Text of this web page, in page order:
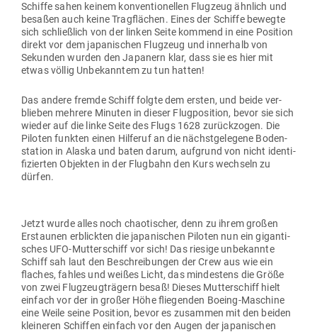
Schiffe sahen keinem kon­ven­tio­nellen Flugzeug ähnlich und
besaßen auch keine Trag­flächen. Eines der Schiffe bewegte
sich schließlich von der linken Seite kommend in eine Position
direkt vor dem japa­ni­schen Flugzeug und innerhalb von
Sekunden wurden den Japanern klar, dass sie es hier mit
etwas völlig Unbe­kanntem zu tun hatten!
Das andere fremde Schiff folgte dem ersten, und beide ver­
blieben mehrere Minuten in dieser Flug­po­sition, bevor sie sich
wieder auf die linke Seite des Flugs 1628 zurück­zogen. Die
Piloten funkten einen Hil­feruf an die nächst­ge­legene Boden­
station in Alaska und baten darum, auf­grund von nicht iden­ti­
fi­zierten Objekten in der Flugbahn den Kurs wechseln zu
dürfen.
Jetzt wurde alles noch chao­ti­scher, denn zu ihrem großen
Erstaunen erblickten die japa­ni­schen Piloten nun ein gigan­ti­
sches UFO-Mut­ter­schiff vor sich! Das riesige unbe­kannte
Schiff sah laut den Beschrei­bungen der Crew aus wie ein
flaches, fahles und weißes Licht, das min­destens die Größe
von zwei Flug­zeug­trägern besaß! Dieses Mut­ter­schiff hielt
einfach vor der in großer Höhe flie­genden Boeing-Maschine
eine Weile seine Position, bevor es zusammen mit den beiden
klei­neren Schiffen einfach vor den Augen der japa­ni­schen